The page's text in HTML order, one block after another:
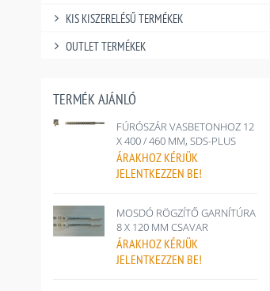
KIS KISZERELÉSŰ TERMÉKEK
OUTLET TERMÉKEK
TERMÉK AJÁNLÓ
FÚRÓSZÁR VASBETONHOZ 12
X 400 / 460 MM, SDS-PLUS
ÁRAKHOZ KÉRJÜK
JELENTKEZZEN BE!
MOSDÓ RÖGZÍTŐ GARNÍTÚRA
8 X 120 MM CSAVAR
ÁRAKHOZ KÉRJÜK
JELENTKEZZEN BE!